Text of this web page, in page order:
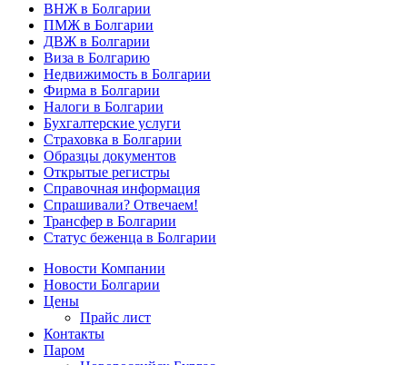
ВНЖ в Болгарии
ПМЖ в Болгарии
ДВЖ в Болгарии
Виза в Болгарию
Недвижимость в Болгарии
Фирма в Болгарии
Налоги в Болгарии
Бухгалтерские услуги
Страховка в Болгарии
Образцы документов
Открытые регистры
Справочная информация
Спрашивали? Отвечаем!
Трансфер в Болгарии
Статус беженца в Болгарии
Новости Компании
Новости Болгарии
Цены
Прайс лист
Контакты
Паром